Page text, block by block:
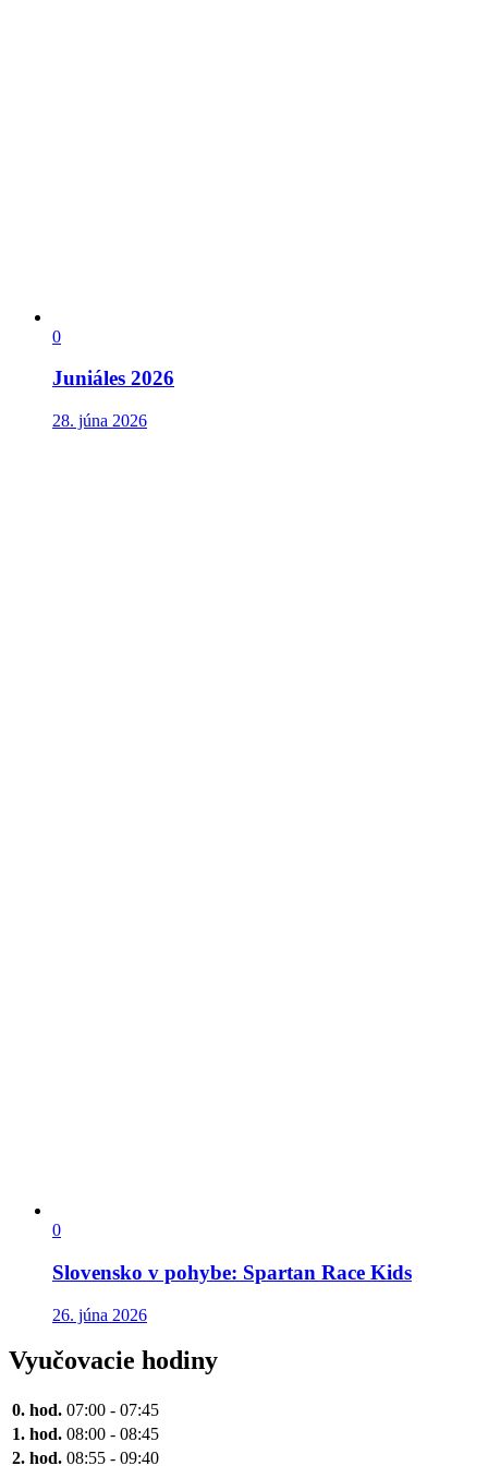
0
Juniáles 2026
28. júna 2026
0
Slovensko v pohybe: Spartan Race Kids
26. júna 2026
Vyučovacie hodiny
0. hod. 07:00 - 07:45
1. hod. 08:00 - 08:45
2. hod. 08:55 - 09:40